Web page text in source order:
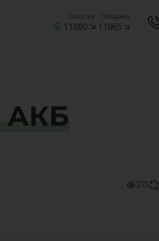
Покупка
11880
Продажа
11965
АКБ
371